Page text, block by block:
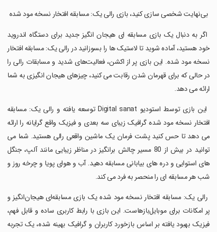
‏ بی‌نهایت شخصی سازی کنید، بازی رالی یک: مسابقه افتخار نسخه مود شده
‏ اگر به دنبال یک بازی مسابقه ای هیجان انگیز جدید برای دستگاه اندروید
خود هستید، آماده شوید تا لاستیک ها را بسوزانید در رالی یک: مسابقه افتخار
نسخه مود شده. این بازی پر از اکشن، فعالیت‌های شدید و مسابقات رالی را
در حالی که برای قهرمان شدن رقابت می کنید، چیزهای هیجان انگیزی به شما
ارائه می دهد.
‏ این بازی توسط استودیو Digital sanat توسعه یافته و رالی یک: مسابقه
افتخار نسخه مود شده گرافیک زیبای سه بعدی و فیزیک واقع گرایانه را ارائه
می دهد تا حس کنید پشت فرمان یک ماشین واقعی رالی هستید. شما می
توانید در بیش از 80 مسیر چالش برانگیز در مناظر زیبایی مانند آلپ، جنگل
های استوایی و دره های بیابانی مسابقه دهید. آب و هوای پویا و چرخه روز و
شب هر مسابقه ای را منحصر به فرد می کند.
‏ رالی یک: مسابقه افتخار نسخه مود شده یک بازی مسابقه‌ای هیجان‌انگیز و
پر امکانات برای موبایل‌بازهاست. این بازی با رابط کاربری ساده و قابل فهم،
فیزیک بهبود یافته بر اساس بازخورد کاربران و گرافیک بهینه شده، یک تجربه